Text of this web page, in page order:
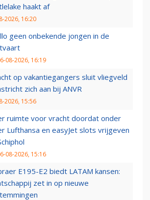
haakt af
2026, 16:20
geen onbekende jongen in de
08-2026, 16:19
op vakantiegangers sluit vliegveld
zich aan bij ANVR
2026, 15:56
ruimte voor vracht doordat onder
Lufthansa en easyJet slots vrijgeven
08-2026, 15:16
E195-E2 biedt LATAM kansen:
zet in op nieuwe